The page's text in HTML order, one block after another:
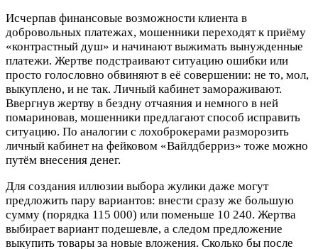
Исчерпав финансовые возможности клиента в
добровольных платежах, мошенники переходят к приёму
«контрастный душ» и начинают выжимать вынужденные
платежи. Жертве подстраивают ситуацию ошибки или
просто голословно обвиняют в её совершении: не то, мол,
выкуплено, и не так. Личный кабинет замораживают.
Ввергнув жертву в бездну отчаяния и немного в ней
помариновав, мошенники предлагают способ исправить
ситуацию. По аналогии с лохоброкерами разморозить
личный кабинет на фейковом «Вайлдберриз» тоже можно
путём внесения денег.
Для создания иллюзии выбора жулики даже могут
предложить пару вариантов: внести сразу же большую
сумму (порядка 115 000) или поменьше 10 240. Жертва
выбирает вариант подешевле, а следом предложение
выкупить товары за новые вложения. Сколько бы после